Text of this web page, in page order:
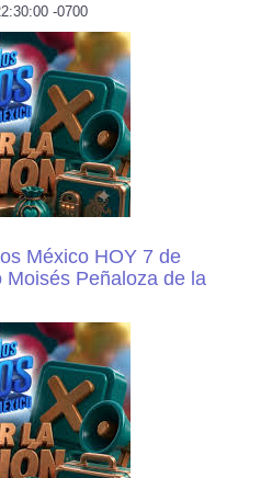
-0700
México HOY 7 de
Peñaloza de la